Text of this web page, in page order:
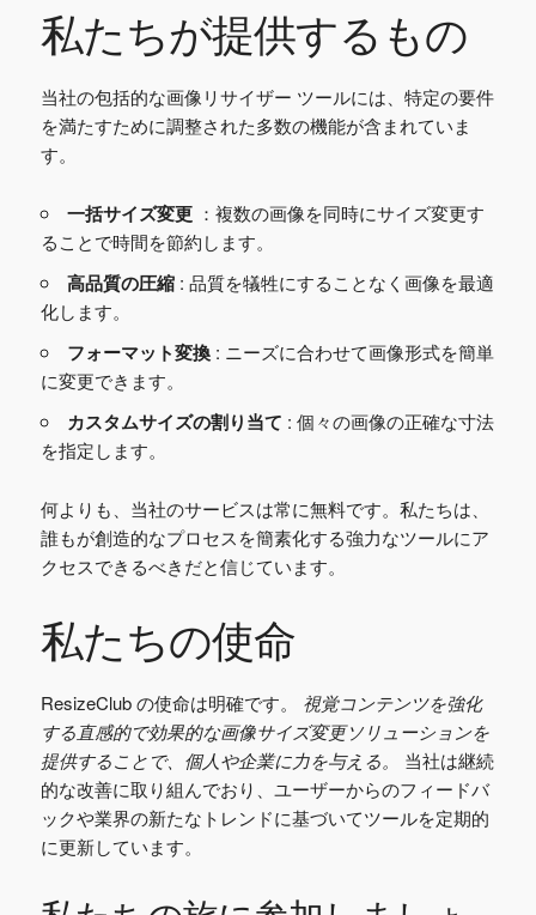
私たちが提供するもの
当社の包括的な画像リサイザー ツールには、特定の要件
を満たすために調整された多数の機能が含まれていま
す。
一括サイズ変更 ：複数の画像を同時にサイズ変更す
ることで時間を節約します。
高品質の圧縮 : 品質を犠牲にすることなく画像を最適
化します。
フォーマット変換 : ニーズに合わせて画像形式を簡単
に変更できます。
カスタムサイズの割り当て : 個々の画像の正確な寸法
を指定します。
何よりも、当社のサービスは常に無料です。私たちは、
誰もが創造的なプロセスを簡素化する強力なツールにア
クセスできるべきだと信じています。
私たちの使命
ResizeClub の使命は明確です。 視覚コンテンツを強化
する直感的で効果的な画像サイズ変更ソリューションを
提供することで、個人や企業に力を与える。 当社は継続
的な改善に取り組んでおり、ユーザーからのフィードバ
ックや業界の新たなトレンドに基づいてツールを定期的
に更新しています。